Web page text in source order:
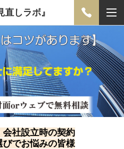
しラボ』
会社設立時の契約
びでお悩みの皆様